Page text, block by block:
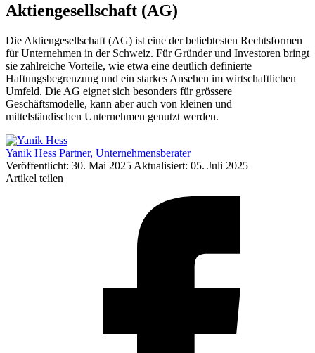
Aktiengesellschaft (AG)
Die Aktiengesellschaft (AG) ist eine der beliebtesten Rechtsformen
für Unternehmen in der Schweiz. Für Gründer und Investoren bringt
sie zahlreiche Vorteile, wie etwa eine deutlich definierte
Haftungsbegrenzung und ein starkes Ansehen im wirtschaftlichen
Umfeld. Die AG eignet sich besonders für grössere
Geschäftsmodelle, kann aber auch von kleinen und
mittelständischen Unternehmen genutzt werden.
Yanik Hess Partner, Unternehmensberater
Veröffentlicht: 30. Mai 2025 Aktualisiert: 05. Juli 2025
Artikel teilen